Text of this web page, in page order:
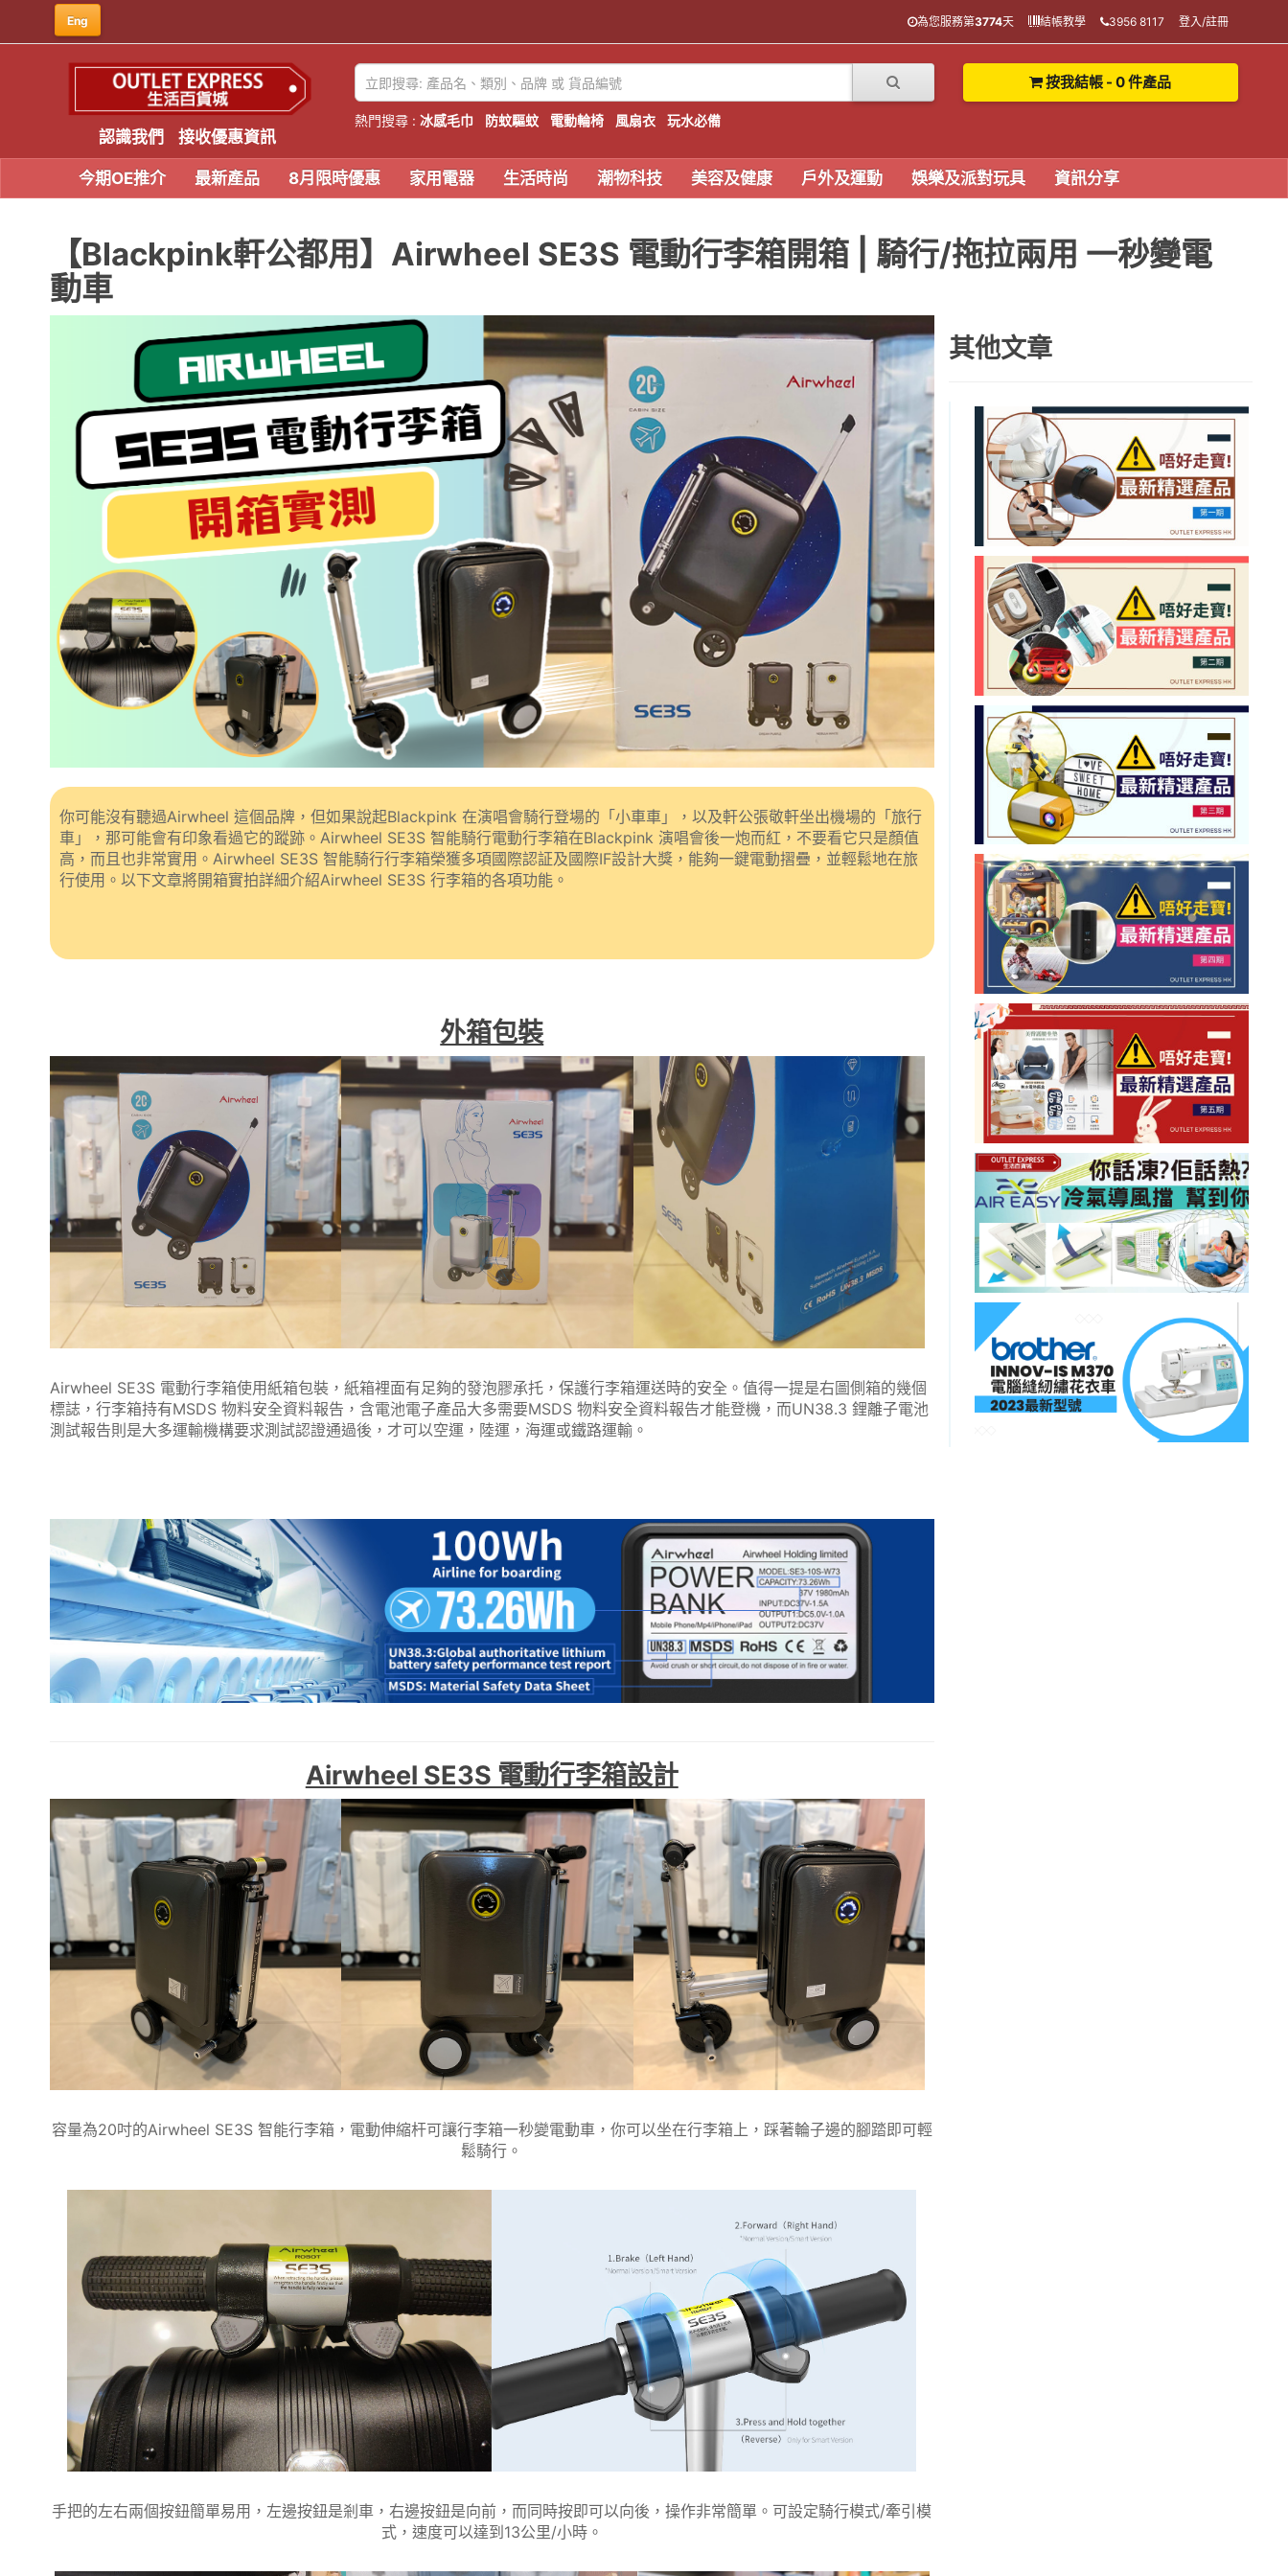
Eng 為您服務第3774天 結帳教學 3956 8117 登入/註冊
認識我們 接收優惠資訊
熱門搜尋 : 冰感毛巾 防蚊驅蚊 電動輪椅 風扇衣 玩水必備
按我結帳 - 0 件產品
今期OE推介 最新產品 8月限時優惠 家用電器 生活時尚 潮物科技 美容及健康 戶外及運動 娛樂及派對玩具 資訊分享
【Blackpink軒公都用】Airwheel SE3S 電動行李箱開箱 | 騎行/拖拉兩用 一秒變電
動車
你可能沒有聽過Airwheel 這個品牌，但如果說起Blackpink 在演唱會騎行登場的「小車車」，以及軒公張敬軒坐出機場的「旅行
車」，那可能會有印象看過它的蹤跡。Airwheel SE3S 智能騎行電動行李箱在Blackpink 演唱會後一炮而紅，不要看它只是顏值
高，而且也非常實用。Airwheel SE3S 智能騎行行李箱榮獲多項國際認証及國際IF設計大獎，能夠一鍵電動摺疊，並輕鬆地在旅
行使用。以下文章將開箱實拍詳細介紹Airwheel SE3S 行李箱的各項功能。
外箱包裝
Airwheel SE3S 電動行李箱使用紙箱包裝，紙箱裡面有足夠的發泡膠承托，保護行李箱運送時的安全。值得一提是右圖側箱的幾個
標誌，行李箱持有MSDS 物料安全資料報告，含電池電子產品大多需要MSDS 物料安全資料報告才能登機，而UN38.3 鋰離子電池
測試報告則是大多運輸機構要求測試認證通過後，才可以空運，陸運，海運或鐵路運輸。
Airwheel SE3S 電動行李箱設計
容量為20吋的Airwheel SE3S 智能行李箱，電動伸縮杆可讓行李箱一秒變電動車，你可以坐在行李箱上，踩著輪子邊的腳踏即可輕
鬆騎行。
手把的左右兩個按鈕簡單易用，左邊按鈕是剎車，右邊按鈕是向前，而同時按即可以向後，操作非常簡單。可設定騎行模式/牽引模
式，速度可以達到13公里/小時。
其他文章